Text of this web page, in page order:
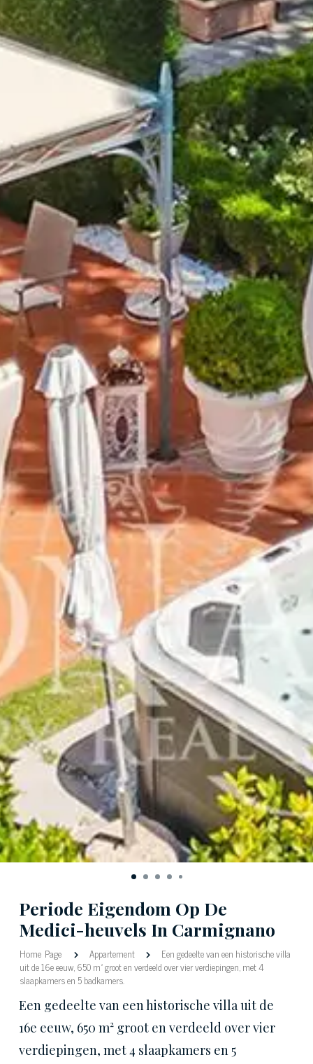
Periode Eigendom Op De
Medici-heuvels In Carmignano
Home Page Appartement
Een gedeelte van een historische villa
uit de 16e eeuw, 650 m² groot en verdeeld over vier verdiepingen, met 4
slaapkamers en 5 badkamers.
Een gedeelte van een historische villa uit de
16e eeuw, 650 m² groot en verdeeld over vier
verdiepingen, met 4 slaapkamers en 5